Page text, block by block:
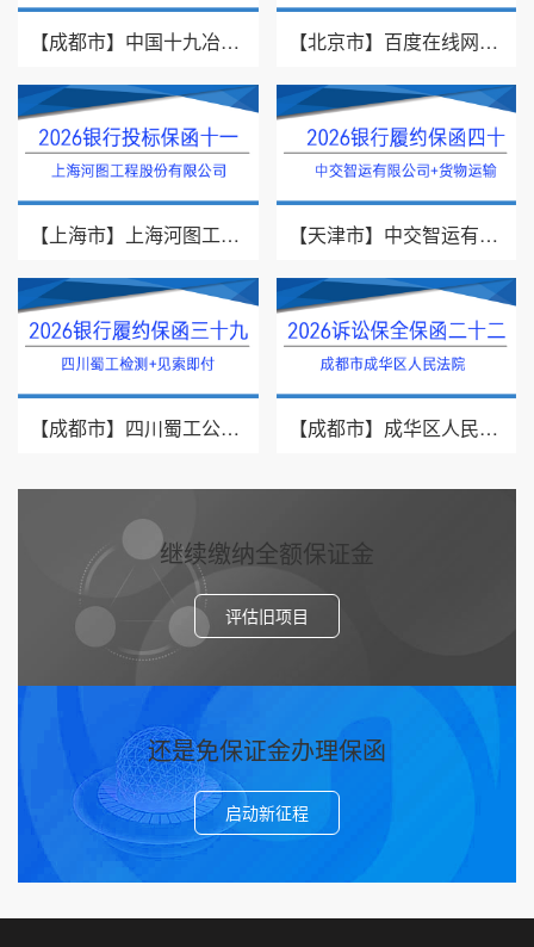
【成都市】中国十九冶集团有限公司/见索即付/2026年银行履约保函四十一 【北京市】百度在线网络技术（北京）有限公司/投标保函/2026银行投标保函十二
【上海市】上海河图工程股份有限公司/投标保函/2026银行投标保函十一 【天津市】中交智运有限公司/货物运输/2026年银行履约保函四十
【成都市】四川蜀工公路工程试验检测有限公司/2026年银行履约保函三十九 【成都市】成华区人民法院/借款纠纷/2026诉讼保全保函二十二
继续缴纳全额保证金
评估旧项目
还是免保证金办理保函
启动新征程